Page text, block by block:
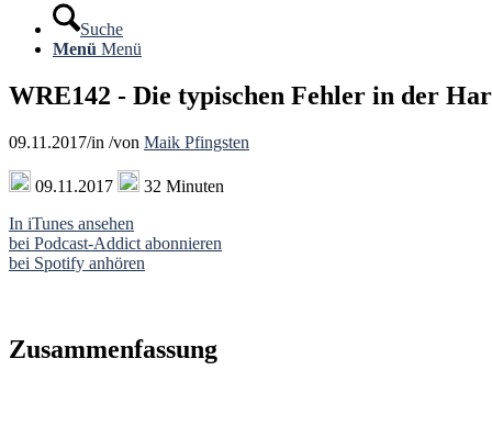
Suche
Menü Menü
WRE142 - Die typischen Fehler in der
09.11.2017/in /von Maik Pfingsten
09.11.2017
32 Minuten
In iTunes ansehen
bei Podcast-Addict abonnieren
bei Spotify anhören
Zusammenfassung